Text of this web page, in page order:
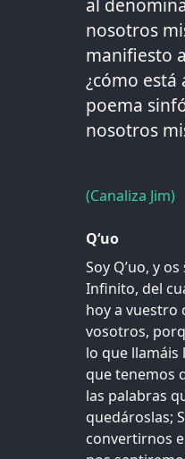
nosotros
manifiesto
¿cómo
poema
nosotros
(Canaliza Jim)
Q‘uo
Soy Q’uo, y
Infinito, del
hoy a vuestro
vosotros,
lo que llamáis
que tenemos
las palabras
quedároslas;
convertirnos